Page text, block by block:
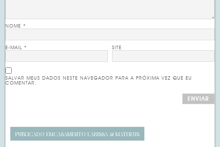
NOME*
E-MAIL* SITE
SALVAR MEUS DADOS NESTE NAVEGADOR PARA A PRÓXIMA VEZ QUE EU
COMENTAR.
PUBLICADO EMCASAMENTO LARISSA & MATHEUS